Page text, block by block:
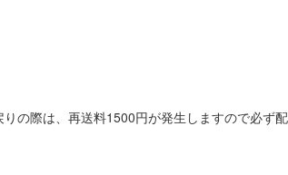
の際は、再送料1500円が発生しますので必ず